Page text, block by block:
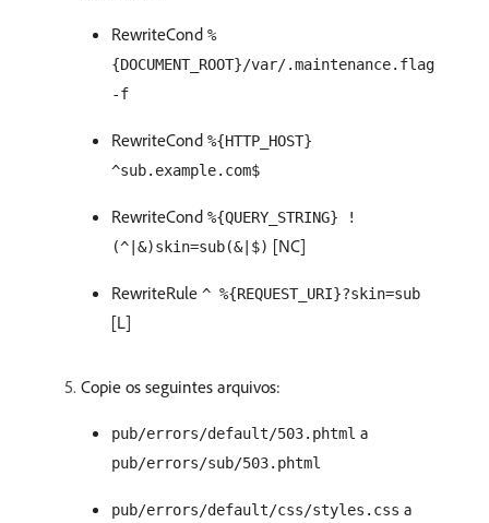
RewriteCond %
{DOCUMENT_ROOT}/var/.maintenance.flag
-f
RewriteCond %{HTTP_HOST}
^sub.example.com$
RewriteCond %{QUERY_STRING} !
(^|&)skin=sub(&|$) [NC]
RewriteRule ^ %{REQUEST_URI}?skin=sub
[L]
Copie os seguintes arquivos:
pub/errors/default/503.phtml a
pub/errors/sub/503.phtml
pub/errors/default/css/styles.css a